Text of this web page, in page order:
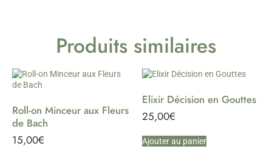
Produits similaires
Roll-on Minceur aux Fleurs
de Bach
15,00€
Elixir Décision en Gouttes
25,00€
Ajouter au panier